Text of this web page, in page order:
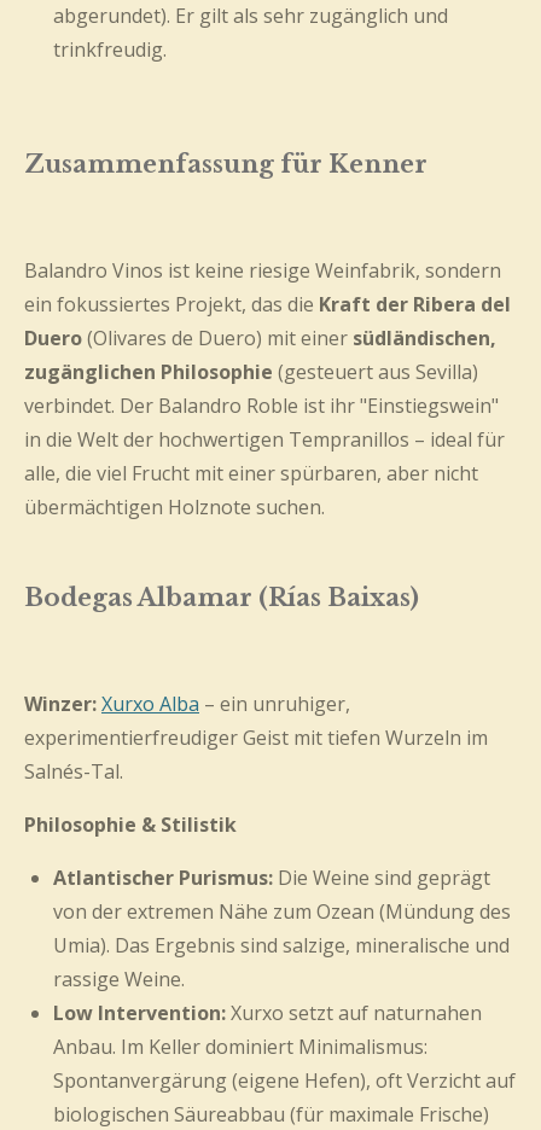
abgerundet). Er gilt als sehr zugänglich und
trinkfreudig.
Zusammenfassung für Kenner
Balandro Vinos ist keine riesige Weinfabrik, sondern
ein fokussiertes Projekt, das die Kraft der Ribera del
Duero(Olivares de Duero) mit einer südländischen,
zugänglichen Philosophie (gesteuert aus Sevilla)
verbindet. Der Balandro Roble ist ihr "Einstiegswein"
in die Welt der hochwertigen Tempranillos – ideal für
alle, die viel Frucht mit einer spürbaren, aber nicht
übermächtigen Holznote suchen.
Bodegas Albamar (Rías Baixas)
Winzer:Xurxo Alba – ein unruhiger,
experimentierfreudiger Geist mit tiefen Wurzeln im
Salnés-Tal.
Philosophie & Stilistik
Atlantischer Purismus: Die Weine sind geprägt
von der extremen Nähe zum Ozean (Mündung des
Umia). Das Ergebnis sind salzige, mineralische und
rassige Weine.
Low Intervention:Xurxo setzt auf naturnahen
Anbau. Im Keller dominiert Minimalismus:
Spontanvergärung (eigene Hefen), oft Verzicht auf
biologischen Säureabbau (für maximale Frische)